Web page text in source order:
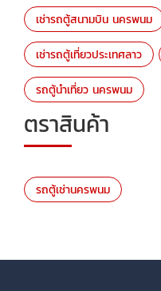
เช่ารถตู้สนามบิน นครพนม
เช่ารถตู้เที่ยวประเทศลาว
รถตู้นำเที่ยว นครพนม
ตราสินค้า
รถตู้เช่านครพนม